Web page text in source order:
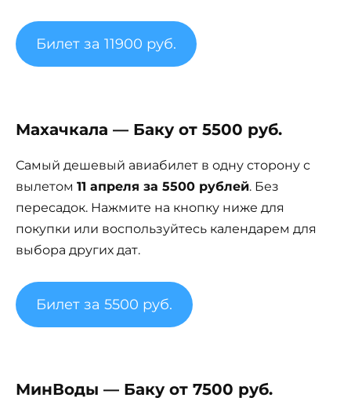
Билет за 11900 руб.
Махачкала — Баку от 5500 руб.
Самый дешевый авиабилет в одну сторону с
вылетом 11 апреля за 5500 рублей. Без
пересадок. Нажмите на кнопку ниже для
покупки или воспользуйтесь календарем для
выбора других дат.
Билет за 5500 руб.
МинВоды — Баку от 7500 руб.